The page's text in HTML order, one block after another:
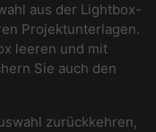
aus der Lightbox-
Projektunterlagen.
leeren und mit
Sie auch den
zurückkehren,